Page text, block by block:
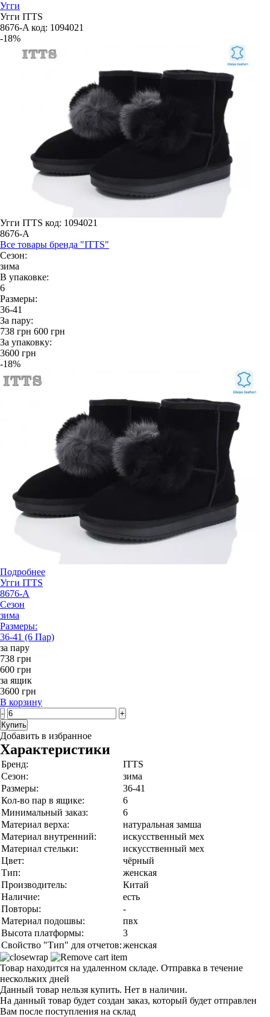
Угги
Угги ITTS
8676-A код: 1094021
-18%
Угги ITTS код: 1094021
8676-A
Все товары бренда "ITTS"
Сезон:
зима
В упаковке:
6
Размеры:
36-41
За пару:
738 грн 600 грн
За упаковку:
3600 грн
-18%
Подробнее
Угги ITTS
8676-A
Сезон
зима
Размеры:
36-41 (6 Пар)
за пару
738 грн
600 грн
за ящик
3600 грн
В корзину
-
+
Купить
Добавить в избранное
Характеристики
Бренд:
ITTS
Сезон:
зима
Размеры:
36-41
Кол-во пар в ящике:
6
Минимальный заказ:
6
Материал верха:
натуральная замша
Материал внутренний:
искусственный мех
Материал стельки:
искусственный мех
Цвет:
чёрный
Тип:
женская
Производитель:
Китай
Наличие:
есть
Повторы:
-
Материал подошвы:
пвх
Высота платформы:
3
Свойство "Тип" для отчетов:женская
Товар находится на удаленном складе. Отправка в течение
нескольких дней
Данный товар нельзя купить. Нет в наличии.
На данный товар будет создан заказ, который будет отправлен
Вам после поступления на склад